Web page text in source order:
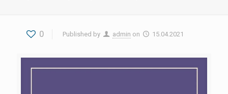
0 Published by admin on 15.04.2021